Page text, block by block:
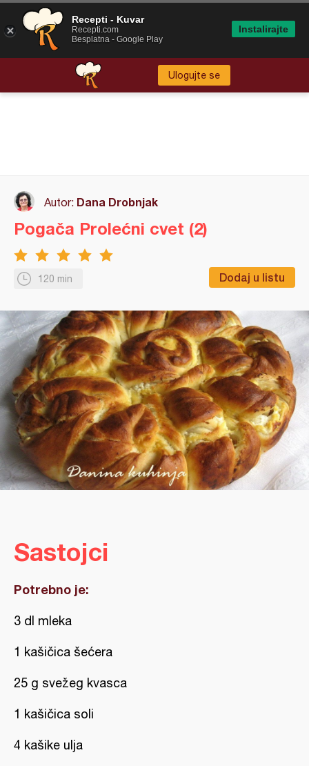
Ulogujte se
Autor: Dana Drobnjak
120 min Dodaj u listu
Pogača Prolećni cvet (2)
Sastojci
Potrebno je:
3 dl mleka
1 kašičica šećera
25 g svežeg kvasca
1 kašičica soli
4 kašike ulja
Recepti - Kuvar
Recepti.com
Besplatna - Google Play
Instalirajte